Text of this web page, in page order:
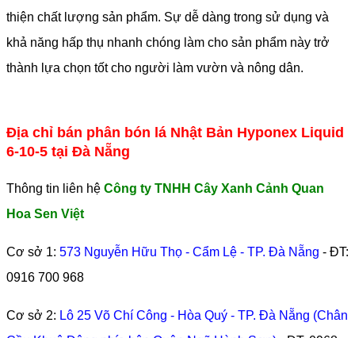
thiện chất lượng sản phẩm. Sự dễ dàng trong sử dụng và
khả năng hấp thụ nhanh chóng làm cho sản phẩm này trở
thành lựa chọn tốt cho người làm vườn và nông dân.
Địa chỉ bán phân bón lá Nhật Bản Hyponex Liquid
6-10-5 tại Đà Nẵng
Thông tin liên hệ Công ty TNHH Cây Xanh Cảnh Quan
Hoa Sen Việt
Cơ sở 1: 573 Nguyễn Hữu Thọ - Cẩm Lệ - TP. Đà Nẵng - ĐT:
0916 700 968
Cơ sở 2: Lô 25 Võ Chí Công - Hòa Quý - TP. Đà Nẵng (Chân